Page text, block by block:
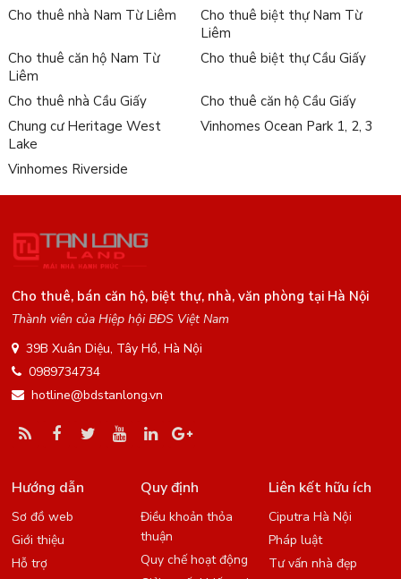
Cho thuê nhà Nam Từ Liêm
Cho thuê biệt thự Nam Từ
Liêm
Cho thuê căn hộ Nam Từ
Liêm
Cho thuê biệt thự Cầu Giấy
Cho thuê nhà Cầu Giấy
Cho thuê căn hộ Cầu Giấy
Chung cư Heritage West
Lake
Vinhomes Ocean Park 1, 2, 3
Vinhomes Riverside
Cho thuê, bán căn hộ, biệt thự, nhà, văn phòng tại Hà Nội
Thành viên của Hiệp hội BĐS Việt Nam
39B Xuân Diệu, Tây Hồ, Hà Nội
0989734734
hotline@bdstanlong.vn
Hướng dẫn
Sơ đồ web
Giới thiệu
Hỗ trợ
Quy định
Điều khoản thỏa
thuận
Quy chế hoạt động
Liên kết hữu ích
Ciputra Hà Nội
Pháp luật
Tư vấn nhà đẹp